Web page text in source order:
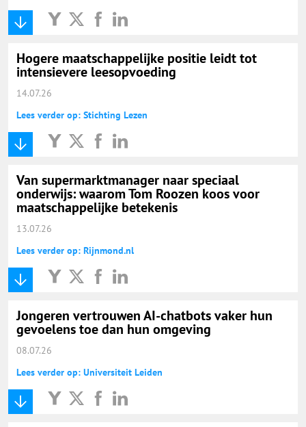
Hogere maatschappelijke positie leidt tot
intensievere leesopvoeding
14.07.26
Lees verder op: Stichting Lezen
Van supermarktmanager naar speciaal
onderwijs: waarom Tom Roozen koos voor
maatschappelijke betekenis
13.07.26
Lees verder op: Rijnmond.nl
Jongeren vertrouwen AI-chatbots vaker hun
gevoelens toe dan hun omgeving
08.07.26
Lees verder op: Universiteit Leiden